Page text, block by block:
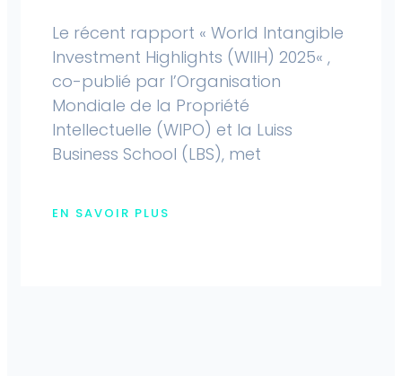
Le récent rapport « World Intangible
Investment Highlights (WIIH) 2025« ,
co-publié par l’Organisation
Mondiale de la Propriété
Intellectuelle (WIPO) et la Luiss
Business School (LBS), met
EN SAVOIR PLUS